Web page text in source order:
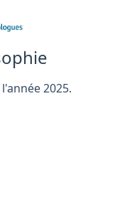
2025.